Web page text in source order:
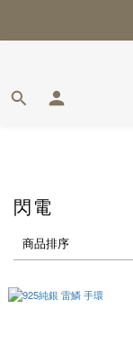
閃電
商品排序